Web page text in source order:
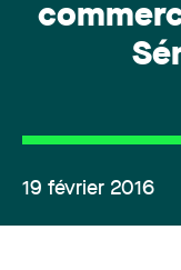
19 février 2016